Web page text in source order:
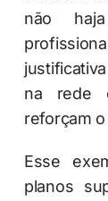
não
na rede
reforçam
Esse
planos